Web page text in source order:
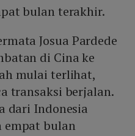
bulan terakhir.
Josua Pardede
di Cina ke
mulai terlihat,
transaksi berjalan.
dari Indonesia
empat bulan